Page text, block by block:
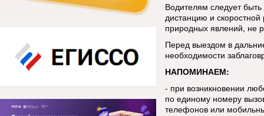
Водителям следует
дистанцию и
природных явлений, не
Перед выездом в
необходимости
НАПОМИНАЕМ:
- при возникновении
по единому номеру
телефонов или